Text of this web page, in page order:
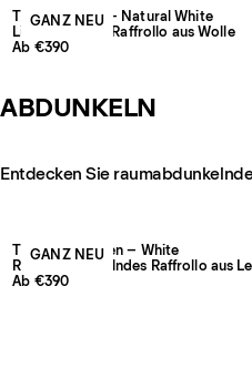
GANZ NEU
The Jacquard – Natural White
Lichtfilterndes Raffrollo aus Wolle
Ab €390
ABDUNKELN
Entdecken Sie
GANZ NEU
The Studio Linen – White
Raumverdunkelndes Raffrollo aus
Ab €390